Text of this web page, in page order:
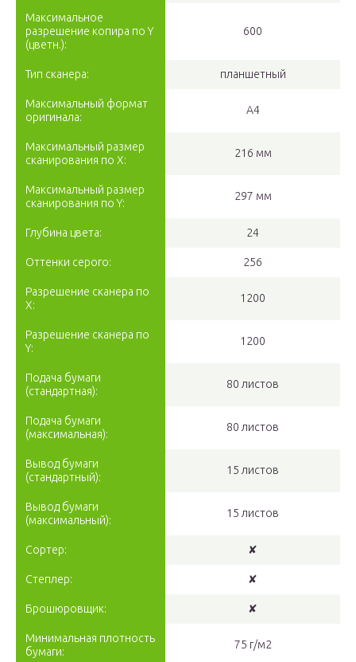
Максимальное
разрешение копира по Y
(цветн.):
600
Тип сканера: планшетный
Максимальный формат
оригинала:
A4
Максимальный размер
сканирования по X:
216 мм
Максимальный размер
сканирования по Y:
297 мм
Глубина цвета: 24
Оттенки серого: 256
Разрешение сканера по
Х:
1200
Разрешение сканера по
Y:
1200
Подача бумаги
(стандартная):
80 листов
Подача бумаги
(максимальная):
80 листов
Вывод бумаги
(стандартный):
15 листов
Вывод бумаги
(максимальный):
15 листов
Сортер: ✘
Степлер: ✘
Брошюровщик: ✘
Минимальная плотность
бумаги:
75 г/м2